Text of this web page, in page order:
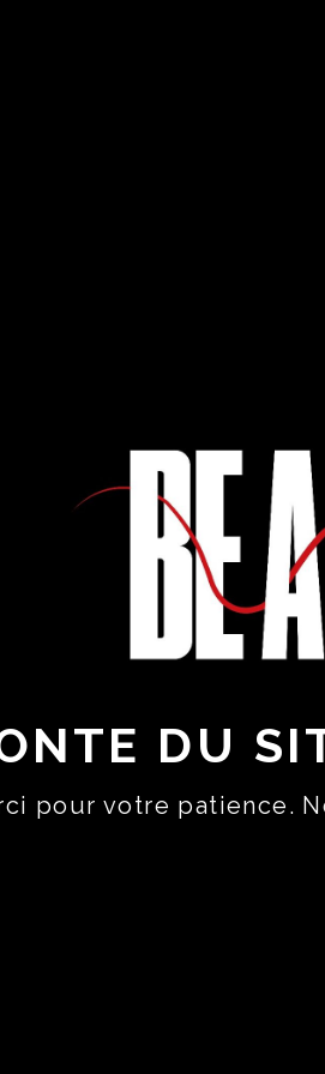
DU
pour votre patience.